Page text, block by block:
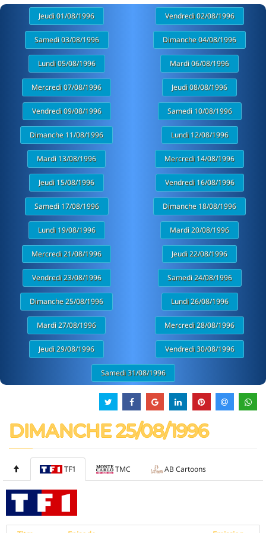
Jeudi 01/08/1996 Vendredi 02/08/1996
Samedi 03/08/1996 Dimanche 04/08/1996
Lundi 05/08/1996 Mardi 06/08/1996
Mercredi 07/08/1996 Jeudi 08/08/1996
Vendredi 09/08/1996 Samedi 10/08/1996
Dimanche 11/08/1996 Lundi 12/08/1996
Mardi 13/08/1996 Mercredi 14/08/1996
Jeudi 15/08/1996 Vendredi 16/08/1996
Samedi 17/08/1996 Dimanche 18/08/1996
Lundi 19/08/1996 Mardi 20/08/1996
Mercredi 21/08/1996 Jeudi 22/08/1996
Vendredi 23/08/1996 Samedi 24/08/1996
Dimanche 25/08/1996 Lundi 26/08/1996
Mardi 27/08/1996 Mercredi 28/08/1996
Jeudi 29/08/1996 Vendredi 30/08/1996
Samedi 31/08/1996
DIMANCHE 25/08/1996
TF1 TMC AB Cartoons